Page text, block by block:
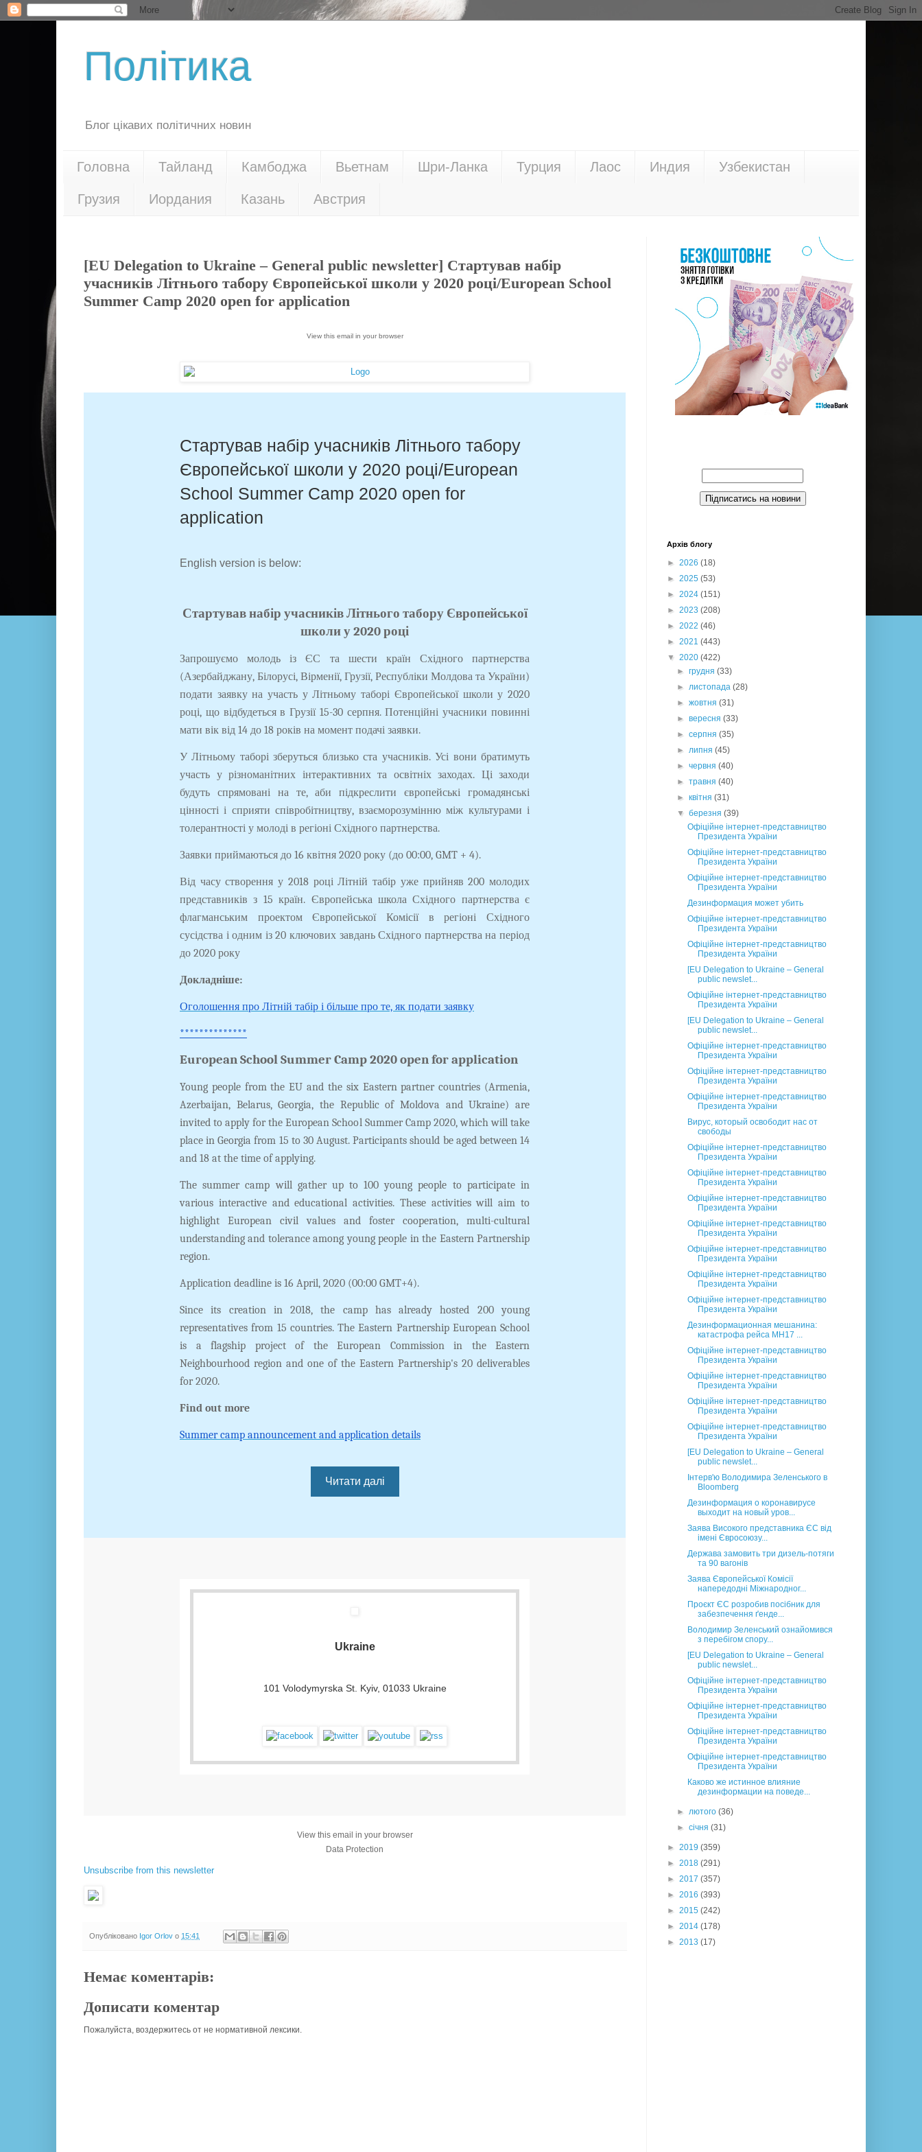
Політика
Блог цікавих політичних новин
Головна Тайланд Камбоджа Вьетнам Шри-Ланка Турция Лаос Индия Узбекистан
Грузия Иордания Казань Австрия
[EU Delegation to Ukraine – General public newsletter] Стартував набір
учасників Літнього табору Європейської школи у 2020 році/European School
Summer Camp 2020 open for application
View this email in your browser
Стартував набір учасників Літнього табору
Європейської школи у 2020 році/European
School Summer Camp 2020 open for
application
English version is below:
Стартував набір учасників Літнього табору Європейської
школи у 2020 році
Запрошуємо молодь із ЄС та шести країн Східного партнерства
(Азербайджану, Білорусі, Вірменії, Грузії, Республіки Молдова та України)
подати заявку на участь у Літньому таборі Європейської школи у 2020
році, що відбудеться в Грузії 15-30 серпня. Потенційні учасники повинні
мати вік від 14 до 18 років на момент подачі заявки.
У Літньому таборі зберуться близько ста учасників. Усі вони братимуть
участь у різноманітних інтерактивних та освітніх заходах. Ці заходи
будуть спрямовані на те, аби підкреслити європейські громадянські
цінності і сприяти співробітництву, взаєморозумінню між культурами і
толерантності у молоді в регіоні Східного партнерства.
Заявки приймаються до 16 квітня 2020 року (до 00:00, GMT + 4).
Від часу створення у 2018 році Літній табір уже прийняв 200 молодих
представників з 15 країн. Європейська школа Східного партнерства є
флагманським проектом Європейської Комісії в регіоні Східного
сусідства і одним із 20 ключових завдань Східного партнерства на період
до 2020 року
Докладніше:
Оголошення про Літній табір і більше про те, як подати заявку
**************
European School Summer Camp 2020 open for application
Young people from the EU and the six Eastern partner countries (Armenia,
Azerbaijan, Belarus, Georgia, the Republic of Moldova and Ukraine) are
invited to apply for the European School Summer Camp 2020, which will take
place in Georgia from 15 to 30 August. Participants should be aged between 14
and 18 at the time of applying.
The summer camp will gather up to 100 young people to participate in
various interactive and educational activities. These activities will aim to
highlight European civil values and foster cooperation, multi-cultural
understanding and tolerance among young people in the Eastern Partnership
region.
Application deadline is 16 April, 2020 (00:00 GMT+4).
Since its creation in 2018, the camp has already hosted 200 young
representatives from 15 countries. The Eastern Partnership European School
is a flagship project of the European Commission in the Eastern
Neighbourhood region and one of the Eastern Partnership's 20 deliverables
for 2020.
Find out more
Summer camp announcement and application details
Читати далі
Ukraine
101 Volodymyrska St. Kyiv, 01033 Ukraine
View this email in your browser
Data Protection
Unsubscribe from this newsletter
Опубліковано Igor Orlov о 15:41
Немає коментарів:
Дописати коментар
Пожалуйста, воздержитесь от не нормативной лексики.
Архів блогу
► 2026 (18)
► 2025 (53)
► 2024 (151)
► 2023 (208)
► 2022 (46)
► 2021 (443)
▼ 2020 (422)
►грудня(33)
►листопада(28)
►жовтня(31)
►вересня(33)
►серпня(35)
►липня(45)
►червня(40)
►травня(40)
►квітня(31)
▼березня(39)
Офіційне інтернет-представництво
Президента України
Офіційне інтернет-представництво
Президента України
Офіційне інтернет-представництво
Президента України
Дезинформация может убить
Офіційне інтернет-представництво
Президента України
Офіційне інтернет-представництво
Президента України
[EU Delegation to Ukraine – General
public newslet...
Офіційне інтернет-представництво
Президента України
[EU Delegation to Ukraine – General
public newslet...
Офіційне інтернет-представництво
Президента України
Офіційне інтернет-представництво
Президента України
Офіційне інтернет-представництво
Президента України
Вирус, который освободит нас от
свободы
Офіційне інтернет-представництво
Президента України
Офіційне інтернет-представництво
Президента України
Офіційне інтернет-представництво
Президента України
Офіційне інтернет-представництво
Президента України
Офіційне інтернет-представництво
Президента України
Офіційне інтернет-представництво
Президента України
Офіційне інтернет-представництво
Президента України
Дезинформационная мешанина:
катастрофа рейса MH17 ...
Офіційне інтернет-представництво
Президента України
Офіційне інтернет-представництво
Президента України
Офіційне інтернет-представництво
Президента України
Офіційне інтернет-представництво
Президента України
[EU Delegation to Ukraine – General
public newslet...
Інтерв'ю Володимира Зеленського в
Bloomberg
Дезинформация о коронавирусе
выходит на новый уров...
Заява Високого представника ЄС від
імені Євросоюзу...
Держава замовить три дизель-потяги
та 90 вагонів
Заява Європейської Комісії
напередодні Міжнародног...
Проєкт ЄС розробив посібник для
забезпечення ґенде...
Володимир Зеленський ознайомився
з перебігом спору...
[EU Delegation to Ukraine – General
public newslet...
Офіційне інтернет-представництво
Президента України
Офіційне інтернет-представництво
Президента України
Офіційне інтернет-представництво
Президента України
Офіційне інтернет-представництво
Президента України
Каково же истинное влияние
дезинформации на поведе...
►лютого(36)
►січня(31)
► 2019 (359)
► 2018 (291)
► 2017 (357)
► 2016 (393)
► 2015 (242)
► 2014 (178)
► 2013 (17)